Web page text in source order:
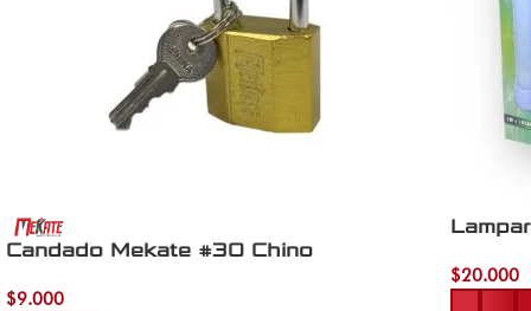
Candado Mekate #30 Chino
$9.000
$20.000
Añadir al